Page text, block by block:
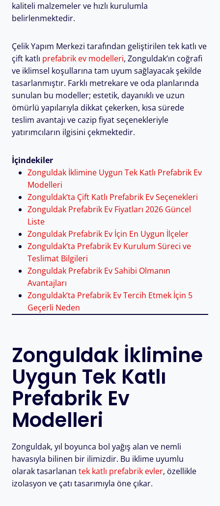
kaliteli malzemeler ve hızlı kurulumla
belirlenmektedir.
Çelik Yapım Merkezi tarafından geliştirilen tek katlı ve
çift katlı prefabrik ev modelleri, Zonguldak’ın coğrafi
ve iklimsel koşullarına tam uyum sağlayacak şekilde
tasarlanmıştır. Farklı metrekare ve oda planlarında
sunulan bu modeller; estetik, dayanıklı ve uzun
ömürlü yapılarıyla dikkat çekerken, kısa sürede
teslim avantajı ve cazip fiyat seçenekleriyle
yatırımcıların ilgisini çekmektedir.
İçindekiler
Zonguldak İklimine Uygun Tek Katlı Prefabrik Ev
Modelleri
Zonguldak’ta Çift Katlı Prefabrik Ev Seçenekleri
Zonguldak Prefabrik Ev Fiyatları 2026 Güncel
Liste
Zonguldak Prefabrik Ev İçin En Uygun İlçeler
Zonguldak’ta Prefabrik Ev Kurulum Süreci ve
Teslimat Bilgileri
Zonguldak Prefabrik Ev Sahibi Olmanın
Avantajları
Zonguldak’ta Prefabrik Ev Tercih Etmek İçin 5
Geçerli Neden
Zonguldak İklimine
Uygun Tek Katlı
Prefabrik Ev
Modelleri
Zonguldak, yıl boyunca bol yağış alan ve nemli
havasıyla bilinen bir ilimizdir. Bu iklime uyumlu
olarak tasarlanan tek katlı prefabrik evler, özellikle
izolasyon ve çatı tasarımıyla öne çıkar.